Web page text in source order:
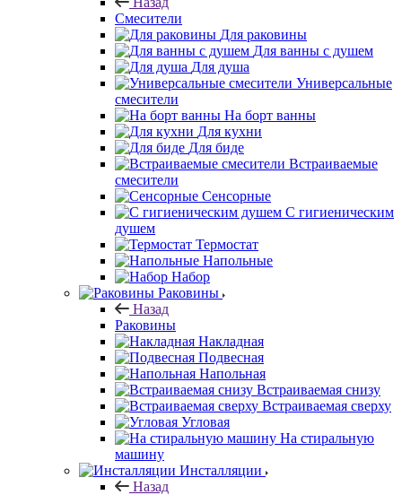
Смесители
Для раковины
Для ванны с душем
Для душа
Универсальные
смесители
На борт ванны
Для кухни
Для биде
Встраиваемые
смесители
Сенсорные
С гигиеническим
душем
Термостат
Напольные
Набор
Раковины
Назад
Раковины
Накладная
Подвесная
Напольная
Встраиваемая снизу
Встраиваемая сверху
Угловая
На стиральную
машину
Инсталляции
Назад